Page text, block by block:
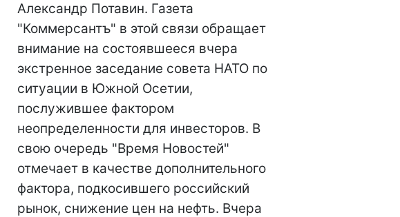
Александр Потавин. Газета
"Коммерсантъ" в этой связи обращает
внимание на состоявшееся вчера
экстренное заседание совета НАТО по
ситуации в Южной Осетии,
послужившее фактором
неопределенности для инвесторов. В
свою очередь "Время Новостей"
отмечает в качестве дополнительного
фактора, подкосившего российский
рынок, снижение цен на нефть. Вчера